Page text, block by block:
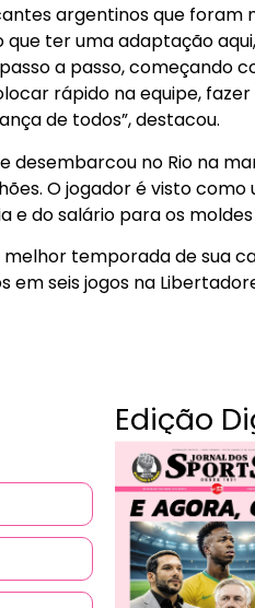
argentinos que foram
ter uma adaptação
a passo, começando
rápido na equipe,
de todos”, destacou.
desembarcou no Rio na
O jogador é visto
do salário para os
melhor temporada de sua
em seis jogos na
Edição